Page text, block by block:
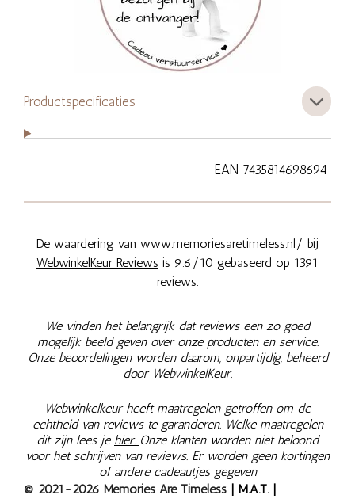
Productspecificaties
EAN 7435814698694
De waardering van www.memoriesaretimeless.nl/ bij
WebwinkelKeur Reviews is 9.6/10 gebaseerd op 1391
reviews.
We vinden het belangrijk dat reviews een zo goed
mogelijk beeld geven over onze producten en service.
Onze beoordelingen worden daarom, onpartijdig, beheerd
door WebwinkelKeur.
Webwinkelkeur heeft maatregelen getroffen om de
echtheid van reviews te garanderen. Welke maatregelen
dit zijn lees je hier. Onze klanten worden niet beloond
voor het schrijven van reviews. Er worden geen kortingen
of andere cadeautjes gegeven
© 2021-2026 Memories Are Timeless | M.A.T. |